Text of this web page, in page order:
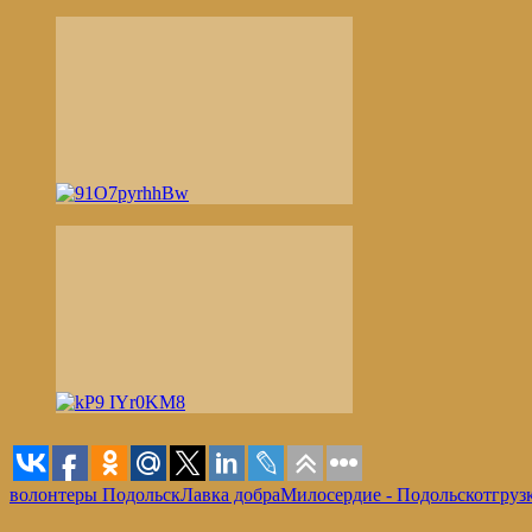
волонтеры ПодольскЛавка добраМилосердие - Подольск